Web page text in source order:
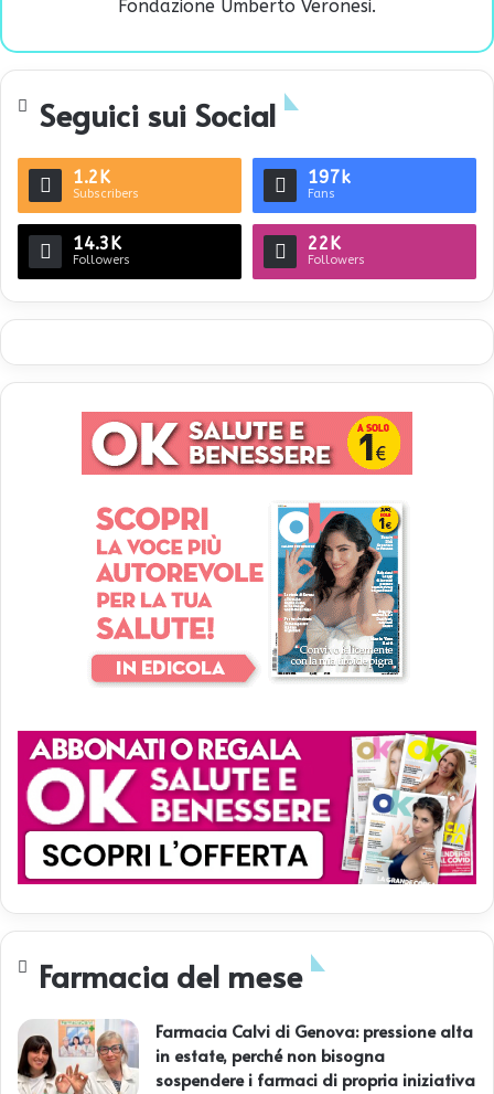
Fondazione Umberto Veronesi.
Seguici sui Social
1.2K
Subscribers
197k
Fans
14.3K
Followers
22K
Followers
Farmacia del mese
Farmacia Calvi di Genova: pressione alta
in estate, perché non bisogna
sospendere i farmaci di propria iniziativa